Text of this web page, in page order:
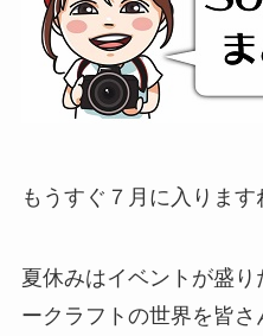
もうすぐ７月に入ります
夏休みはイベントが盛
ークラフトの世界を皆